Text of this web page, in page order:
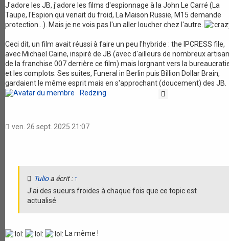
J'adore les JB, j'adore les films d'espionnage à la John Le Carré (La
Taupe, l'Espion qui venait du froid, La Maison Russie, M15 demande
protection...). Mais je ne vois pas l'un aller loucher chez l'autre.
Ceci dit, un film avait réussi à faire un peu l'hybride : the IPCRESS file,
avec Michael Caine, inspiré de JB (avec d'ailleurs de nombreux
de la franchise 007 derrière ce film) mais lorgnant vers la
et les complots. Ses suites, Funeral in Berlin puis Billion Dollar Brain,
gardaient le même esprit mais en s'approchant (doucement) des JB.
Redzing
ven. 26 sept. 2025 21:07
Tulioa écrit : ↑
J'ai des sueurs froides à chaque fois que ce topic est
actualisé
La même !